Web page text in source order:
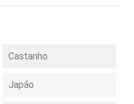
Castanho
Japão